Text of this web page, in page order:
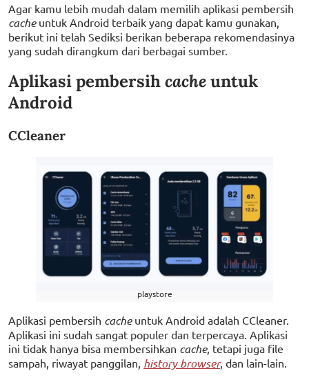
Agar kamu lebih mudah dalam memilih aplikasi pembersih
cache untuk Android terbaik yang dapat kamu gunakan,
berikut ini telah Sediksi berikan beberapa rekomendasinya
yang sudah dirangkum dari berbagai sumber.
Aplikasi pembersihcacheuntuk
Android
CCleaner
playstore
Aplikasi pembersih cache untuk Android adalah CCleaner.
Aplikasi ini sudah sangat populer dan terpercaya. Aplikasi
ini tidak hanya bisa membersihkan cache, tetapi juga file
sampah, riwayat panggilan, history browser, dan lain-lain.